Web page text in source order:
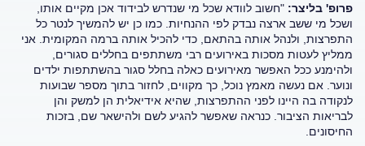
פרופ' בליצר: "חשוב לוודא שכל מי שנדרש לבידוד אכן מקיים אותו,
ושכל מי ששב ארצה נבדק לפי ההנחיות. כמו כן יש להמשיך לנטר כל
התפרצות, ולנהל אותה בהתאם, כדי להכיל אותה ברמה המקומית. אני
ממליץ לעטות מסכות באירועים רבי משתתפים בחללים סגורים,
ולהימנע ככל האפשר מאירועים כאלה בחלל סגור בהשתתפות ילדים
ונוער. אם נעשה מאמץ נוכל, כך מקווים, לחזור בתוך מספר שבועות
לנקודה בה היינו לפני ההתפרצות, שהיא אידיאלית הן למשק והן
לבריאות הציבור. כנראה שאפשר להגיע לשם ולהישאר שם, בזכות
החיסונים.